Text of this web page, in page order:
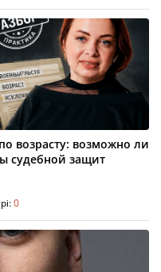
возрасту: возможно ли
судебной защит
0